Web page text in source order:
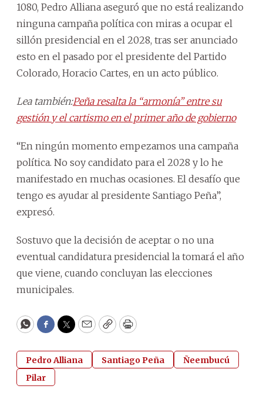
1080, Pedro Alliana aseguró que no está realizando
ninguna campaña política con miras a ocupar el
sillón presidencial en el 2028, tras ser anunciado
esto en el pasado por el presidente del Partido
Colorado, Horacio Cartes, en un acto público.
Lea también:Peña resalta la “armonía” entre su
gestión y el cartismo en el primer año de gobierno
“En ningún momento empezamos una campaña
política. No soy candidato para el 2028 y lo he
manifestado en muchas ocasiones. El desafío que
tengo es ayudar al presidente Santiago Peña”,
expresó.
Sostuvo que la decisión de aceptar o no una
eventual candidatura presidencial la tomará el año
que viene, cuando concluyan las elecciones
municipales.
WhatsApp
Facebook
Twitter
EmailCopyPrint
Pedro Alliana Santiago Peña
Ñeembucú
Pilar